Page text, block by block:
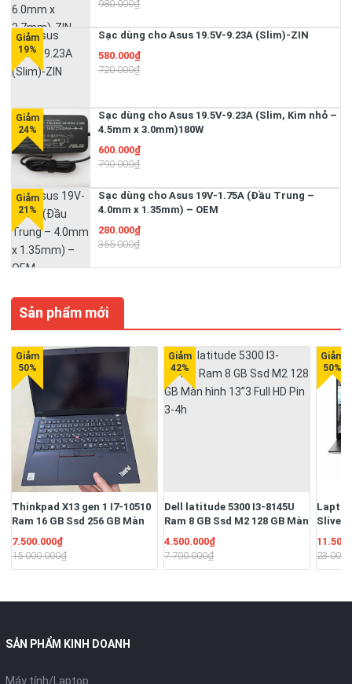
980.000₫
Sạc dùng cho Asus 19.5V-9.23A (Slim)-ZIN
580.000₫
720.000₫
Sạc dùng cho Asus 19.5V-9.23A (Slim, Kim nhỏ –
4.5mm x 3.0mm)180W
600.000₫
790.000₫
Sạc dùng cho Asus 19V-1.75A (Đầu Trung –
4.0mm x 1.35mm) – OEM
280.000₫
355.000₫
Sản phẩm mới
Thinkpad X13 gen 1 I7-10510
Ram 16 GB Ssd 256 GB Màn
13.3" Full HD Ngoại hình đẹp
Pin 3-4h
7.500.000₫
15.000.000₫
Dell latitude 5300 I3-8145U
Ram 8 GB Ssd M2 128 GB Màn
hình 13”3 Full HD Pin 3-4h
4.500.000₫
7.700.000₫
Laptop
Sliver/
13.3"
51W/
SẢN PHẨM KINH DOANH
Máy tính/Laptop